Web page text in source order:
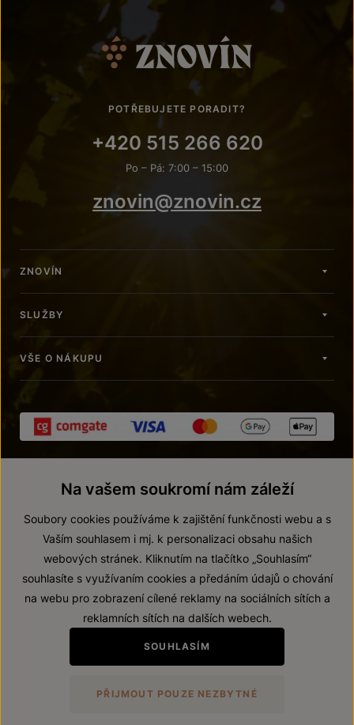
POTŘEBUJETE PORADIT?
+420 515 266 620
Po – Pá: 7:00 – 15:00
znovin@znovin.cz
ZNOVÍN
SLUŽBY
VŠE O NÁKUPU
© 2026 ZNOVÍN ZNOJMO, a. s.
Prohlášení o přístupnosti
Zákaz prodeje alkoholických nápojů osobám mladším 18 let.
VytvořilwebProgress
Na vašem soukromí nám záleží
Soubory cookies používáme k zajištění funkčnosti webu a s
Vaším souhlasem i mj. k personalizaci obsahu našich
webových stránek. Kliknutím na tlačítko „Souhlasím“
souhlasíte s využívaním cookies a předáním údajů o chování
na webu pro zobrazení cílené reklamy na sociálních sítích a
reklamních sítích na dalších webech.
SOUHLASÍM
PŘIJMOUT POUZE NEZBYTNÉ